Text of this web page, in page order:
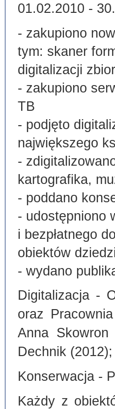
01.02.2010 -
- zakupiono
tym: skaner
digitalizacji
- zakupiono
TB
- podjęto
największego
-
kartografika,
- poddano
- udostępniono
i bezpłatnego
obiektów
- wydano
Digitalizacja -
oraz
Anna Skowron
Dechnik
Konserwacja -
Każdy z